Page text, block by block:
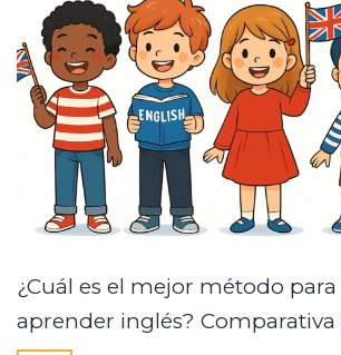
¿Cuál es el mejor método para
aprender inglés? Comparativa